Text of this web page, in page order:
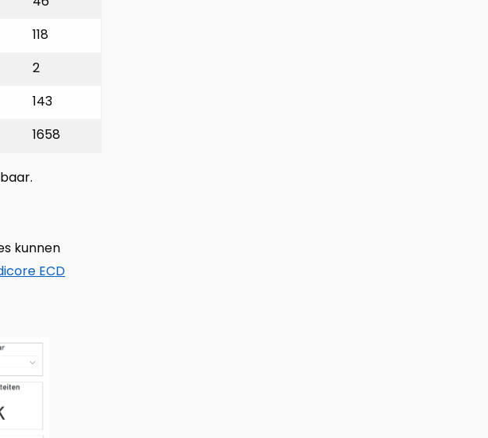
118
2
143
1658
kunnen
ECD